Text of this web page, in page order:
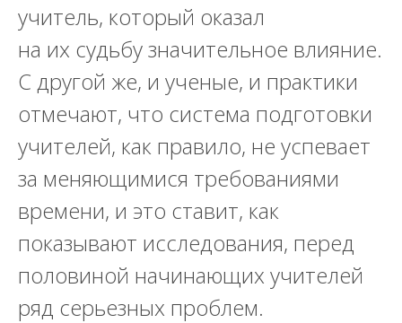
учитель, который оказал
на их судьбу значительное влияние.
С другой же, и ученые, и практики
отмечают, что система подготовки
учителей, как правило, не успевает
за меняющимися требованиями
времени, и это ставит, как
показывают исследования, перед
половиной начинающих учителей
ряд серьезных проблем.